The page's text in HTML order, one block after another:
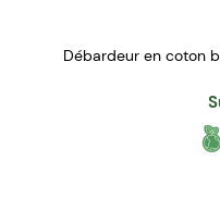
Débardeur en coton